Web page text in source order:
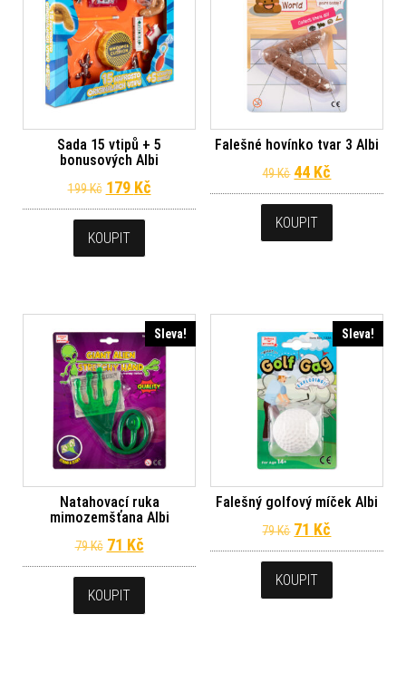
Sada 15 vtipů + 5
bonusových Albi
199Kč Původní cena byla: 199 Kč.
179 KčAktuální cena je: 179 Kč.
KOUPIT
Falešné hovínko tvar 3 Albi
49Kč Původní cena
44 Kč
KOUPIT
Sleva!
Natahovací ruka
mimozemšťana Albi
79Kč Původní cena byla: 79 Kč.
71 KčAktuální cena je: 71 Kč.
KOUPIT
Sleva!
Falešný golfový míček Albi
79Kč Původní cena
71 Kč
KOUPIT